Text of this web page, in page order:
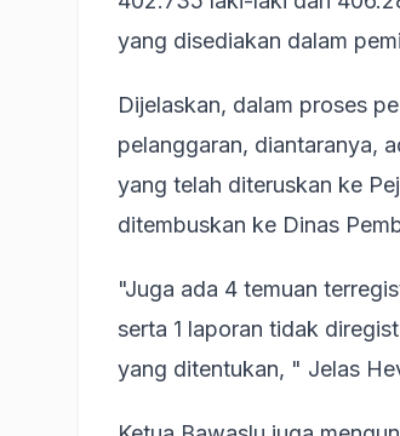
yang disediakan dalam
Dijelaskan, dalam proses
pelanggaran, diantaranya,
yang telah diteruskan ke
ditembuskan ke Dinas
"Juga ada 4 temuan
serta 1 laporan tidak
yang ditentukan, " Jelas